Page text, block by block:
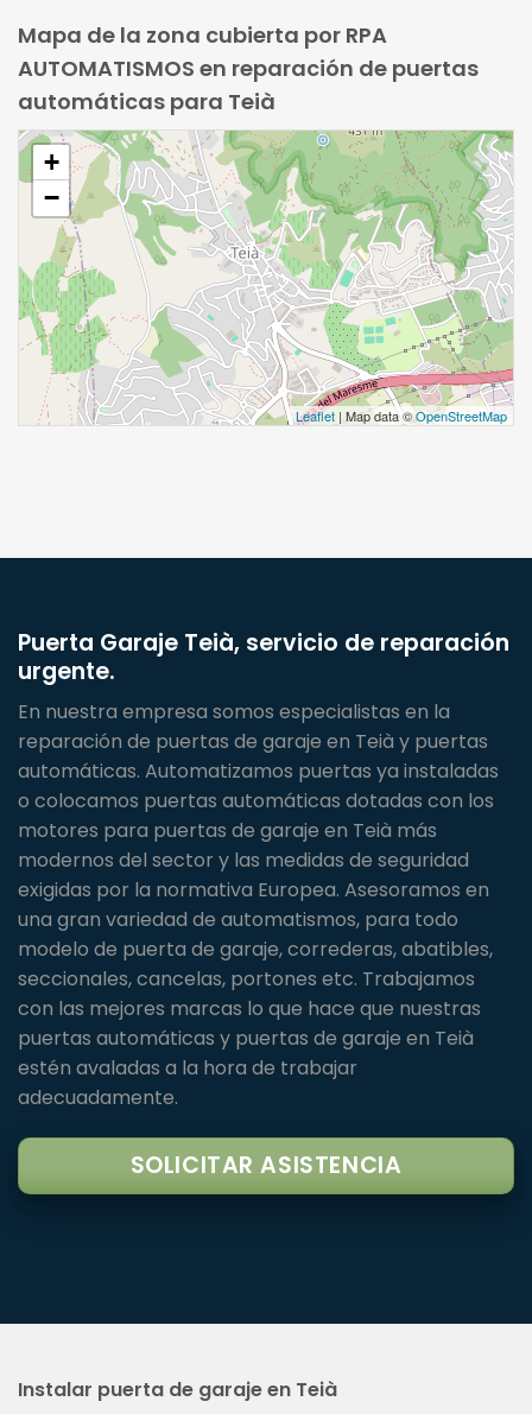
Mapa de la zona cubierta por RPA
AUTOMATISMOS en reparación de puertas
automáticas para Teià
+
−
Leaflet | Map data ©OpenStreetMap
Puerta Garaje Teià, servicio de reparación
urgente.
En nuestra empresa somos especialistas en la
reparación de puertas de garaje en Teià y puertas
automáticas. Automatizamos puertas ya instaladas
o colocamos puertas automáticas dotadas con los
motores para puertas de garaje en Teià más
modernos del sector y las medidas de seguridad
exigidas por la normativa Europea. Asesoramos en
una gran variedad de automatismos, para todo
modelo de puerta de garaje, correderas, abatibles,
seccionales, cancelas, portones etc. Trabajamos
con las mejores marcas lo que hace que nuestras
puertas automáticas y puertas de garaje en Teià
estén avaladas a la hora de trabajar
adecuadamente.
SOLICITAR ASISTENCIA
Instalar puerta de garaje en Teià